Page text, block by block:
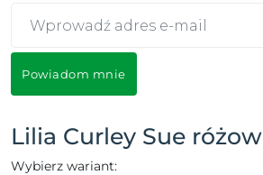
Powiadom mnie
Lilia Curley Sue
Wybierz wariant: